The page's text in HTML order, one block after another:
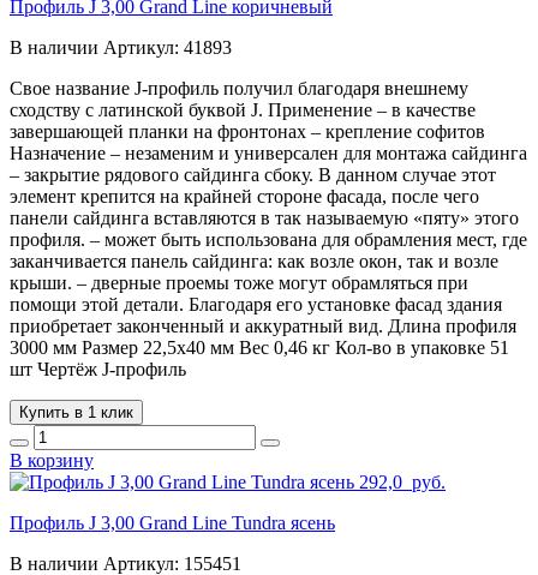
Профиль J 3,00 Grand Line коричневый
В наличии Артикул: 41893
Свое название J-профиль получил благодаря внешнему
сходству с латинской буквой J. Применение – в качестве
завершающей планки на фронтонах – крепление софитов
Назначение – незаменим и универсален для монтажа сайдинга
– закрытие рядового сайдинга сбоку. В данном случае этот
элемент крепится на крайней стороне фасада, после чего
панели сайдинга вставляются в так называемую «пяту» этого
профиля. – может быть использована для обрамления мест, где
заканчивается панель сайдинга: как возле окон, так и возле
крыши. – дверные проемы тоже могут обрамляться при
помощи этой детали. Благодаря его установке фасад здания
приобретает законченный и аккуратный вид. Длина профиля
3000 мм Размер 22,5х40 мм Вес 0,46 кг Кол-во в упаковке 51
шт Чертёж J-профиль
Купить в 1 клик
В корзину
292,0 руб.
Профиль J 3,00 Grand Line Tundra ясень
В наличии Артикул: 155451